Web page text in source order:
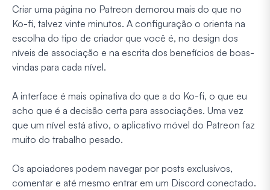
Criar uma página no Patreon demorou mais do que no
Ko-fi, talvez vinte minutos. A configuração o orienta na
escolha do tipo de criador que você é, no design dos
níveis de associação e na escrita dos benefícios de boas-
vindas para cada nível.
A interface é mais opinativa do que a do Ko-fi, o que eu
acho que é a decisão certa para associações. Uma vez
que um nível está ativo, o aplicativo móvel do Patreon faz
muito do trabalho pesado.
Os apoiadores podem navegar por posts exclusivos,
comentar e até mesmo entrar em um Discord conectado.